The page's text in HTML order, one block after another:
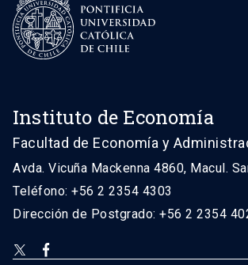
Instituto de Economía
Facultad de Economía y
Avda. Vicuña Mackenna 4860, Macul.
Teléfono: +56 2 2354 4303
Dirección de Postgrado: +56 2 2354